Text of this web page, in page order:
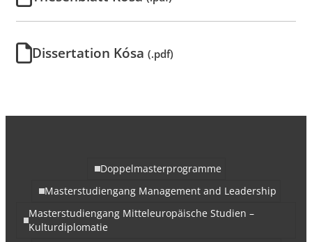
Dissertation Kósa (.pdf)
Doppelmasterprogramme
Masterstudiengang Management and Leadership
Masterstudiengang Mitteleuropäische Studien –
Kulturdiplomatie